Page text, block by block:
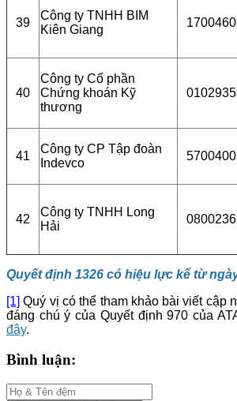
39
Công ty TNHH BIM
Kiên Giang
40
Công ty Cổ phần
Chứng khoán Kỹ
thương
41
Công ty CP Tập đoàn
Indevco
42
Công ty TNHH Long
Hải
Quyết định 1326 có hiệu lực kể từ
[1] Quý vị có thể tham khảo bài viết cập
đáng chú ý của Quyết định 970 của
đây.
Bình luận: